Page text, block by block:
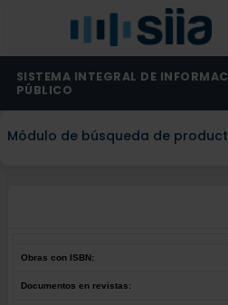
SISTEMA INTEGRAL DE
PÚBLICO
Módulo de búsqueda de
Obras con ISBN:
Documentos en revistas: